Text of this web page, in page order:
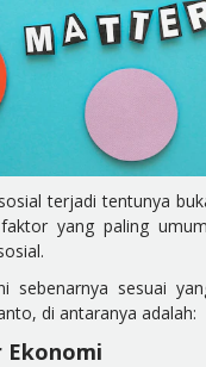
terjadi tentunya
yang paling
sebenarnya sesuai
di antaranya adalah:
Ekonomi